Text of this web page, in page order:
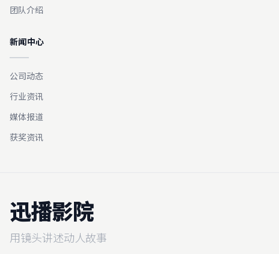
团队介绍
新闻中心
公司动态
行业资讯
媒体报道
获奖资讯
迅播影院
用镜头讲述动人故事